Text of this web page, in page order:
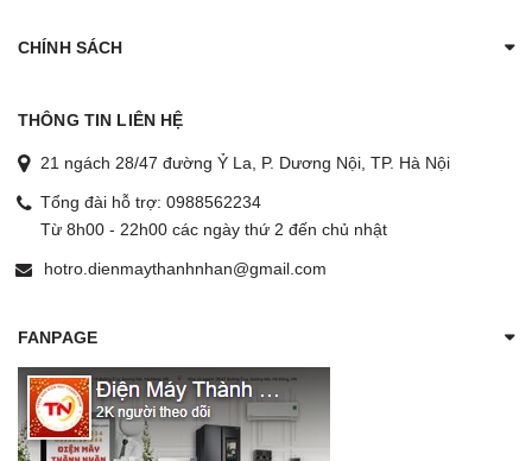
CHÍNH SÁCH
THÔNG TIN LIÊN HỆ
21 ngách 28/47 đường Ỷ La, P. Dương Nội, TP. Hà Nội
Tổng đài hỗ trợ: 0988562234
Từ 8h00 - 22h00 các ngày thứ 2 đến chủ nhật
hotro.dienmaythanhnhan@gmail.com
FANPAGE